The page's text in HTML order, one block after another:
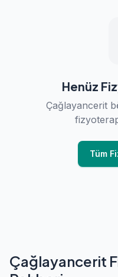
Henüz
Çağlayancerit
Tüm
Çağlayancerit